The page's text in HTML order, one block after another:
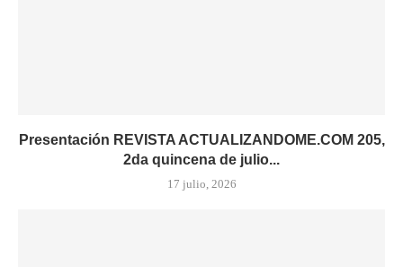
Presentación REVISTA ACTUALIZANDOME.COM 205,
2da quincena de julio...
17 julio, 2026